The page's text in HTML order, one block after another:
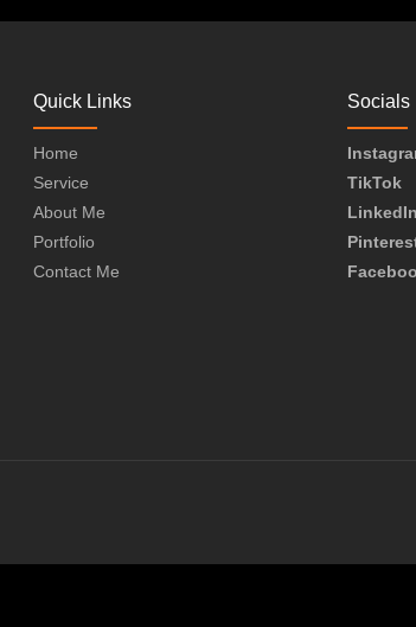
Quick Links
Home
Service
About Me
Portfolio
Contact Me
Socials
TikTok
LinkedIn